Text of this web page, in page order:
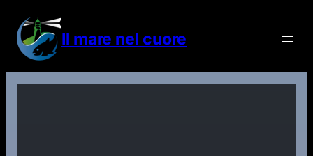
contenuto
Il mare nel cuore